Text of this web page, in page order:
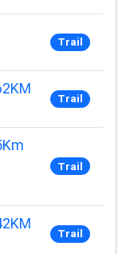
Trail
Trail
Trail
Trail